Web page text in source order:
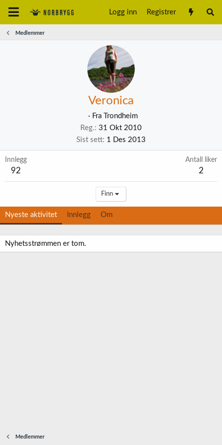
Logg inn Registrer
Medlemmer
Veronica
· Fra
Trondheim
Reg. 31 Okt 2010
Sist sett 1 Des 2013
Innlegg
92
Antall liker
2
Finn
Nyeste aktivitet Innlegg Om
Nyhetsstrømmen er tom.
Medlemmer